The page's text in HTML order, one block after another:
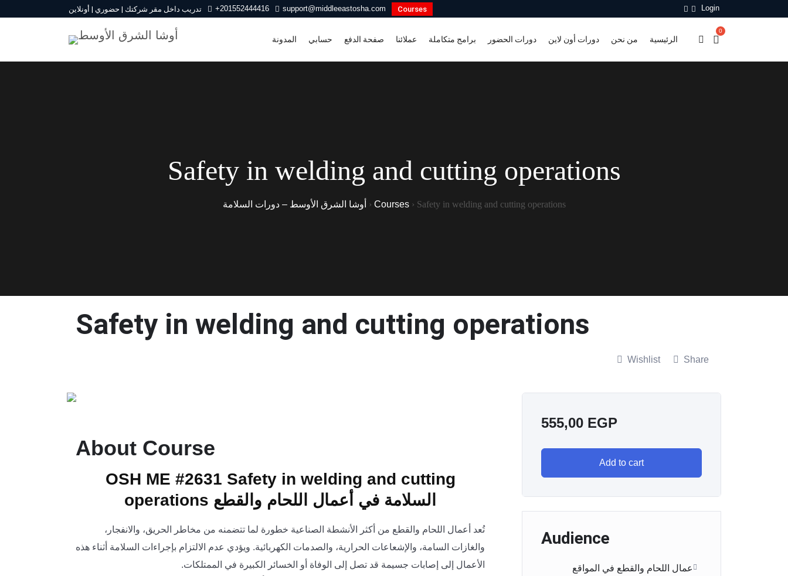
تدريب داخل مقر شركتك | حضوري | أونلاين +201552444416 support@middleeastosha.com Courses Login
الرئيسية من نحن دورات أون لاين دورات الحضور برامج متكاملة عملائنا صفحة الدفع حسابي المدونة
0
Safety in welding and cutting operations
أوشا الشرق الأوسط – دورات السلامة › Courses› Safety in welding and cutting operations
Safety in welding and cutting operations
Wishlist Share
About Course
OSH ME #2631 Safety in welding and cutting
operations السلامة في أعمال اللحام والقطع
تُعد أعمال اللحام والقطع من أكثر الأنشطة الصناعية خطورة لما تتضمنه من مخاطر الحريق، والانفجار،
والغازات السامة، والإشعاعات الحرارية، والصدمات الكهربائية. ويؤدي عدم الالتزام بإجراءات السلامة أثناء هذه
الأعمال إلى إصابات جسيمة قد تصل إلى الوفاة أو الخسائر الكبيرة في الممتلكات.
555,00 EGP
Add to cart
Audience
عمال اللحام والقطع في المواقع